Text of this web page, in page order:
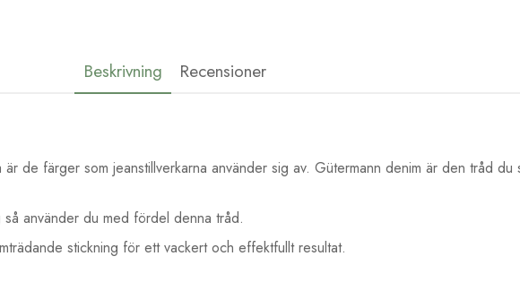
Beskrivning Recensioner
de färger som jeanstillverkarna använder sig av. Gütermann denim är den tråd du
använder du med fördel denna tråd.
stickning för ett vackert och effektfullt resultat.